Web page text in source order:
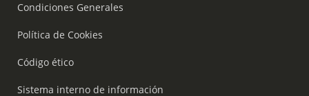
Condiciones Generales
Política de Cookies
Código ético
Sistema interno de información